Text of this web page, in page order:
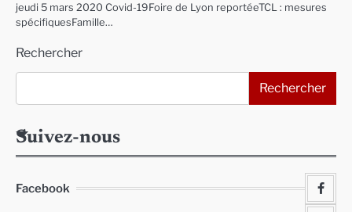
jeudi 5 mars 2020 Covid-19Foire de Lyon reportéeTCL : mesures
spécifiquesFamille…
Rechercher
Rechercher
Suivez-nous
Facebook